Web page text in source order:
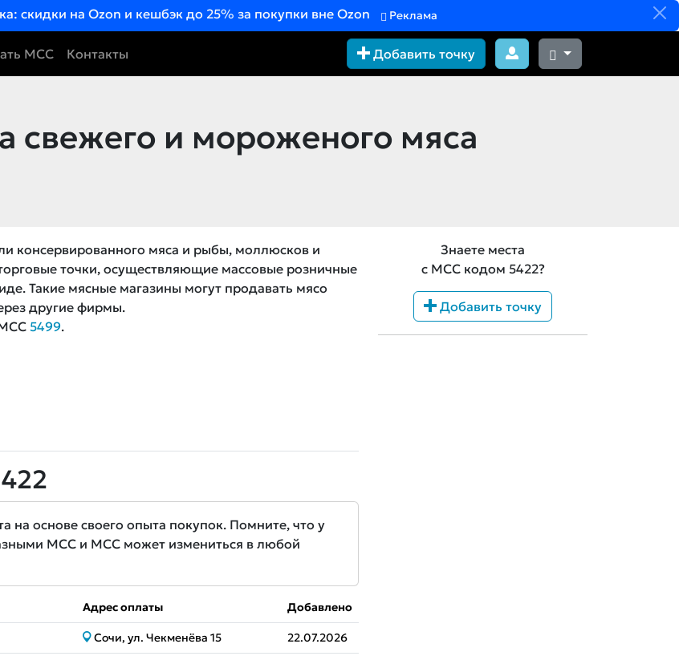
скидки на Ozon и кешбэк до 25% за покупки вне Ozon Реклама
MCC Контакты Добавить точку
свежего и мороженого мяса
консервированного мяса и рыбы, моллюсков и
точки, осуществляющие массовые розничные
Такие мясные магазины могут продавать мясо
другие фирмы.
5499.
основе своего опыта покупок. Помните, что у
MCC и MCC может измениться в любой
Адрес оплаты Добавлено
Сочи, ул. Чекменёва 15 22.07.2026
Знаете места
с MCC кодом 5422?
Добавить точку